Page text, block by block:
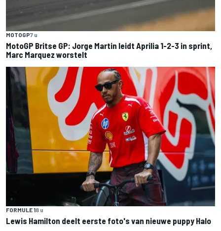
MOTOGP7 u
MotoGP Britse GP: Jorge Martin leidt Aprilia 1-2-3 in sprint,
Marc Marquez worstelt
FORMULE 18 u
Lewis Hamilton deelt eerste foto's van nieuwe puppy Halo